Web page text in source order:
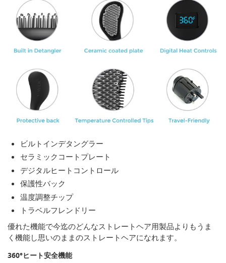
ビルトインデタングラー
セラミックコートプレート
デジタルヒートコントロール
保護性バック
温度調整チップ
トラベルフレンドリー
優れた機能で今迄のどんなストレートヘア用製品よりもうま
く機能し思いのままのストレートヘアになれます。
360°ヒート安全機能